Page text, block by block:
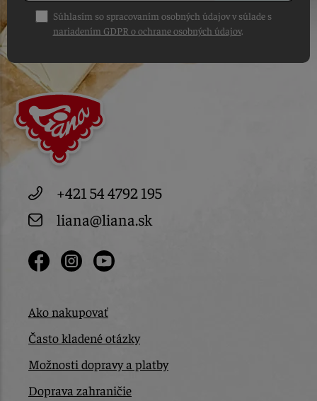
Súhlasím so spracovaním osobných údajov v súlade s
nariadením GDPR o ochrane osobných údajov.
+421 54 4792 195
liana@liana.sk
Ako nakupovať
Často kladené otázky
Možnosti dopravy a platby
Doprava zahraničie